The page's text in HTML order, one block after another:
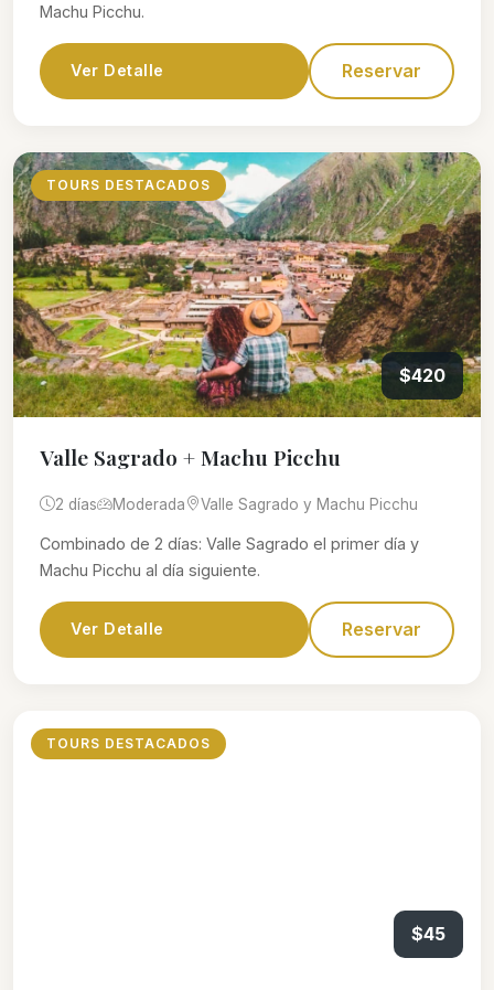
Machu Picchu.
Ver Detalle Reservar
TOURS DESTACADOS
$420
Valle Sagrado + Machu Picchu
2 días Moderada Valle Sagrado y Machu Picchu
Combinado de 2 días: Valle Sagrado el primer día y
Machu Picchu al día siguiente.
Ver Detalle Reservar
TOURS DESTACADOS
$45